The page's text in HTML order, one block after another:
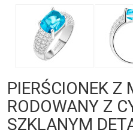
PIERŚCIONEK Z
RODOWANY Z
SZKLANYM